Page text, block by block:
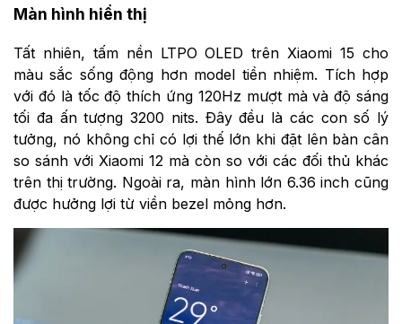
Màn hình hiển thị
Tất nhiên, tấm nền LTPO OLED trên Xiaomi 15 cho
màu sắc sống động hơn model tiền nhiệm. Tích hợp
với đó là tốc độ thích ứng 120Hz mượt mà và độ sáng
tối đa ấn tượng 3200 nits. Đây đều là các con số lý
tưởng, nó không chỉ có lợi thế lớn khi đặt lên bàn cân
so sánh với Xiaomi 12 mà còn so với các đối thủ khác
trên thị trường. Ngoài ra, màn hình lớn 6.36 inch cũng
được hưởng lợi từ viền bezel mỏng hơn.